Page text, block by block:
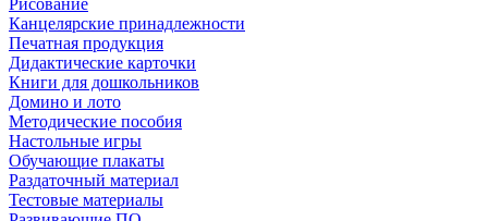
Рисование
Канцелярские принадлежности
Печатная продукция
Дидактические карточки
Книги для дошкольников
Домино и лото
Методические пособия
Настольные игры
Обучающие плакаты
Раздаточный материал
Тестовые материалы